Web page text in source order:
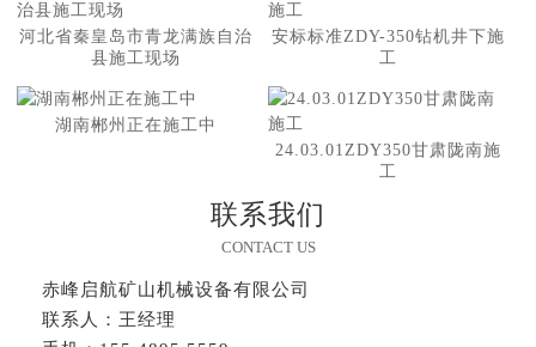
河北省秦皇岛市青龙满族自治
县施工现场
安标标准ZDY-350钻机井下施
工
湖南郴州正在施工中
24.03.01ZDY350甘肃陇南施
工
联系我们
CONTACT US
赤峰启航矿山机械设备有限公司
联系人：王经理